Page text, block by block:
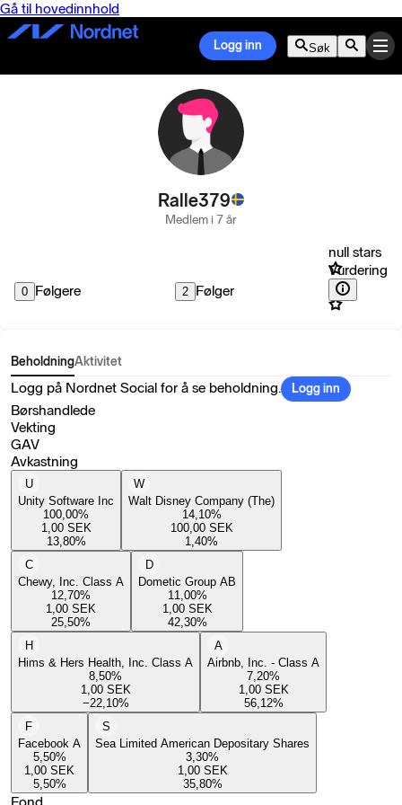
Gå til hovedinnhold
Logg inn Søk
Ralle379
Medlem i 7 år
0 Følgere 2 Følger
null stars
Vurdering
BeholdningAktivitet
Logg på Nordnet Social for å se beholdning. Logg inn
Børshandlede
Vekting
GAV
Avkastning
U
Unity Software Inc
100,00%
1,00 SEK
13,80%
W
Walt Disney Company (The)
14,10%
100,00 SEK
1,40%
C
Chewy, Inc. Class A
12,70%
1,00 SEK
25,50%
D
Dometic Group AB
11,00%
1,00 SEK
42,30%
H
Hims & Hers Health, Inc. Class A
8,50%
1,00 SEK
−22,10%
A
Airbnb, Inc. - Class A
7,20%
1,00 SEK
56,12%
F
Facebook A
5,50%
1,00 SEK
5,50%
S
Sea Limited American Depositary Shares
3,30%
1,00 SEK
35,80%